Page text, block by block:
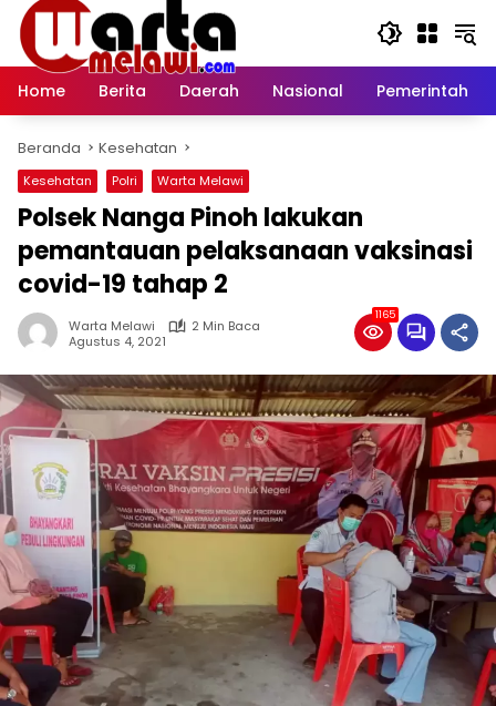
Langsung
konten
Home
Berita Daerah Nasional Pemerintah
Beranda Kesehatan
Kesehatan Polri Warta Melawi
Polsek Nanga Pinoh lakukan
pemantauan pelaksanaan vaksinasi
covid-19 tahap 2
Warta Melawi
2 Min Baca
Agustus 4, 2021
1165